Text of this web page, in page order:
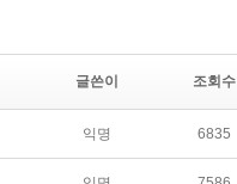
글쓴이 조회수
익명 6835